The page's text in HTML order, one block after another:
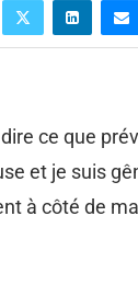
ce que
et je suis
à côté de